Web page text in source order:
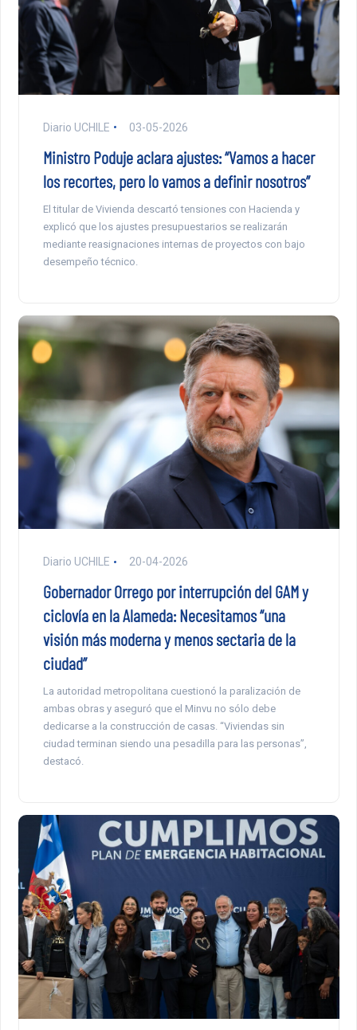
Diario UCHILE 03-05-2026
Ministro Poduje aclara ajustes: “Vamos a hacer
los recortes, pero lo vamos a definir nosotros”
El titular de Vivienda descartó tensiones con Hacienda y
explicó que los ajustes presupuestarios se realizarán
mediante reasignaciones internas de proyectos con bajo
desempeño técnico.
Diario UCHILE 20-04-2026
Gobernador Orrego por interrupción del GAM y
ciclovía en la Alameda: Necesitamos “una
visión más moderna y menos sectaria de la
ciudad”
La autoridad metropolitana cuestionó la paralización de
ambas obras y aseguró que el Minvu no sólo debe
dedicarse a la construcción de casas. “Viviendas sin
ciudad terminan siendo una pesadilla para las personas”,
destacó.